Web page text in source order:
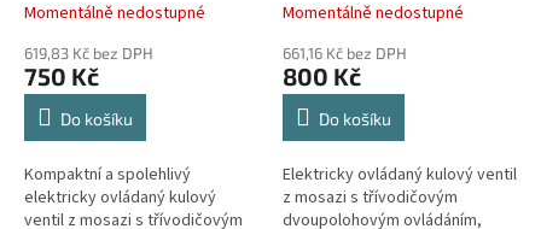
Momentálně nedostupné
619,83 Kč bez DPH
750 Kč
Do košíku
Kompaktní a spolehlivý
elektricky ovládaný kulový
ventil z mosazi s třívodičovým
Momentálně nedostupné
661,16 Kč bez DPH
800 Kč
Do košíku
Elektricky ovládaný kulový ventil
z mosazi s třívodičovým
dvoupolohovým ovládáním,